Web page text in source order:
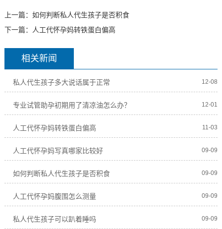
上一篇： 如何判断私人代生孩子是否积食
下一篇：
人工代怀孕妈转铁蛋白偏高
相关新闻
私人代生孩子多大说话属于正常 12-08
专业试管助孕初期用了清凉油怎么办？ 12-01
人工代怀孕妈转铁蛋白偏高 11-03
人工代怀孕妈写真哪家比较好 09-09
如何判断私人代生孩子是否积食 09-09
人工代怀孕妈腹围怎么测量 09-09
私人代生孩子可以趴着睡吗 09-09